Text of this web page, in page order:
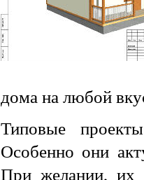
дома на любой
Типовые
Особенно они
При желании, их